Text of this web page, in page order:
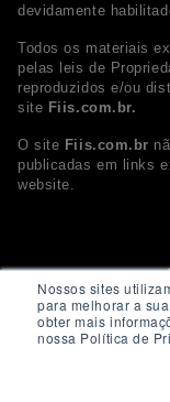
Nossos sites
para melhorar a
obter mais
nossa Política de
devidamente
Todos os materiais
pelas leis de
reproduzidos e/ou
site Fiis.com.br.
O site Fiis.com.br
publicadas em links
website.